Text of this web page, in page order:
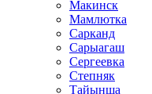
Макинск
Мамлютка
Сарканд
Сарыагаш
Сергеевка
Степняк
Тайынша